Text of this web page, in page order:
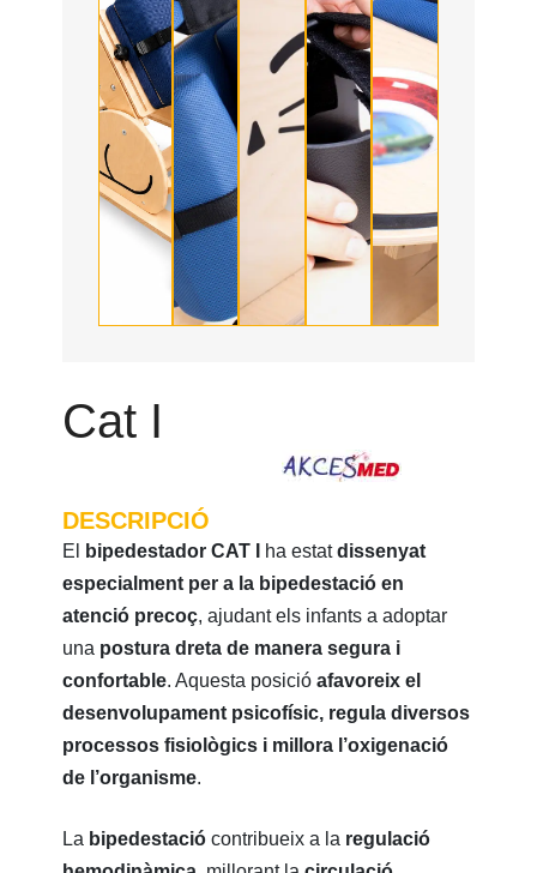
Cat I
DESCRIPCIÓ
El bipedestador CAT I ha estatdissenyat
especialment per a la bipedestació en
atenció precoç, ajudant els infants a adoptar
una postura dreta de manera segura i
confortable. Aquesta posicióafavoreix el
desenvolupament psicofísic, regula diversos
processos fisiològics i millora l’oxigenació
de l’organisme.
La bipedestació contribueix a la regulació